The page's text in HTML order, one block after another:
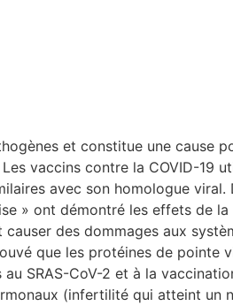
et constitue une cause
vaccins contre la COVID-19
avec son homologue viral.
» ont démontré les effets de
des dommages aux
que les protéines de pointe
au SRAS-CoV-2 et à la
(infertilité qui atteint un